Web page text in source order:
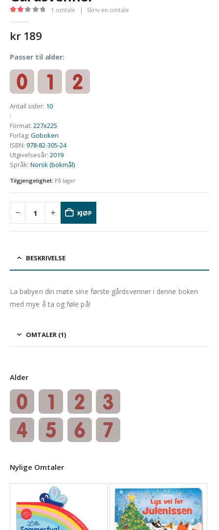
1 omtale | Skriv en omtale
kr189
Passer til alder:
Antall sider: 10
:
Format: 227x225
Forlag: Goboken
ISBN: 978-82-305-24
Utgivelsesår: 2019
Språk: Norsk (bokmål)
Tilgjengelighet: På lager
KJØP
BESKRIVELSE
La babyen din møte sine første gårdsvenner i denne boken
med mye å ta og føle på!
OMTALER (1)
Alder
Nylige Omtaler